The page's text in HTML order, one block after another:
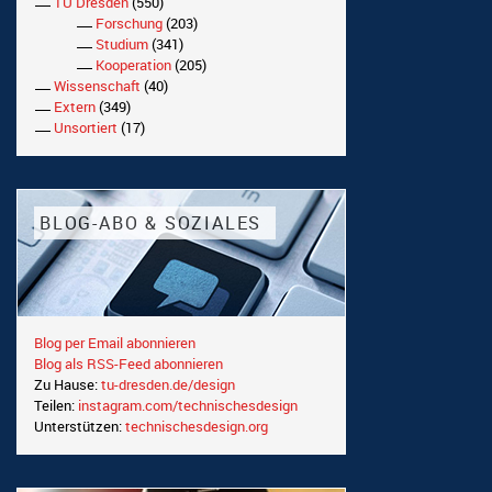
Forschung(203)
Studium(341)
Kooperation(205)
Wissenschaft (40)
Extern(349)
Unsortiert (17)
BLOG-ABO & SOZIALES
Blog per Email abonnieren
Blog als RSS-Feed abonnieren
Zu Hause:tu-dresden.de/design
Teilen: instagram.com/technischesdesign
Unterstützen:technischesdesign.org